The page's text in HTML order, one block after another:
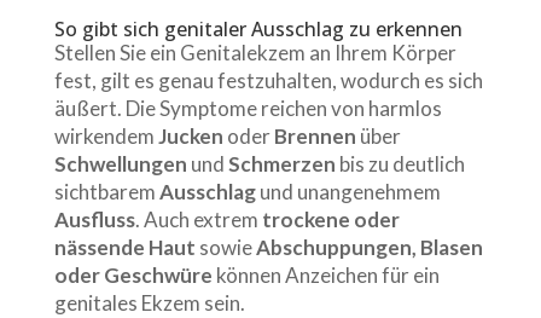
So gibt sich genitaler Ausschlag zu erkennen
Stellen Sie ein Genitalekzem an Ihrem Körper
fest, gilt es genau festzuhalten, wodurch es sich
äußert. Die Symptome reichen von harmlos
wirkendemJucken oderBrennen über
Schwellungen undSchmerzen bis zu deutlich
sichtbaremAusschlagund unangenehmem
Ausfluss. Auch extrem trockene oder
nässende Haut sowieAbschuppungen, Blasen
oder Geschwüre können Anzeichen für ein
genitales Ekzem sein.